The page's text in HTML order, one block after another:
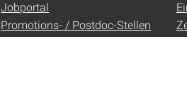
Jobportal
Promotions- / Postdoc-Stellen